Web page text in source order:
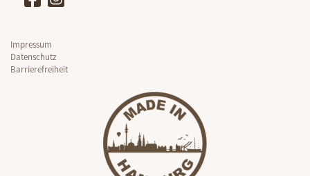
Impressum
Datenschutz
Barrierefreiheit